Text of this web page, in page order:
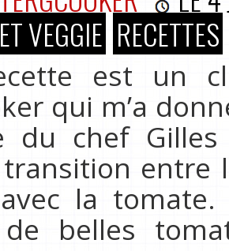
VEGGIE RECETTES
est un
qui m’a
du chef
entre
la
belles